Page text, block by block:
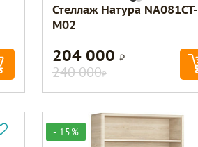
Стеллаж Натура NA081CT-
M02
204 000 Р
240 000Р
- 15%